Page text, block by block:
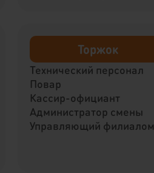
Торжок
Технический персонал
Повар
Кассир-официант
Администратор смены
Управляющий филиалом